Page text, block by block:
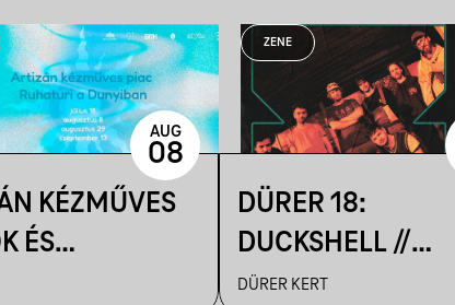
KÉZMŰVES
ÉS
A
AUG
08
ZENE
DÜRER 18:
DUCKSHELL //
VENDÉG:
DÜRER KERT